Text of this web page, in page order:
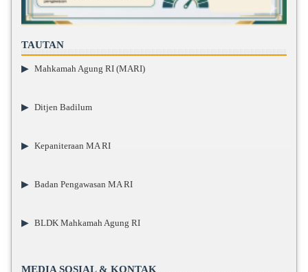
TAUTAN
▶ Mahkamah Agung RI (MARI)
▶ Ditjen Badilum
▶ Kepaniteraan MA RI
▶ Badan Pengawasan MA RI
▶ BLDK Mahkamah Agung RI
MEDIA SOSIAL & KONTAK